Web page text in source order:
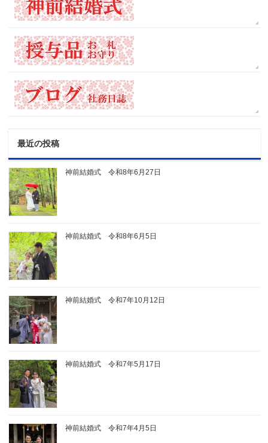
最近の投稿
神前結婚式 令和8年6月27日
神前結婚式 令和8年6月5日
神前結婚式 令和7年10月12日
神前結婚式 令和7年5月17日
神前結婚式 令和7年4月5日